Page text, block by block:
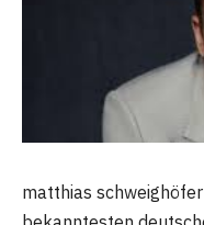
matthias